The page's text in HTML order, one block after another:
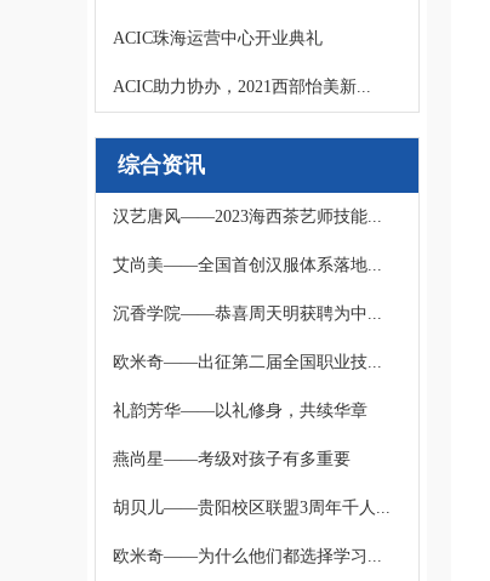
ACIC珠海运营中心开业典礼
ACIC助力协办，2021西部怡美新...
综合资讯
汉艺唐风——2023海西茶艺师技能...
艾尚美——全国首创汉服体系落地...
沉香学院——恭喜周天明获聘为中...
欧米奇——出征第二届全国职业技...
礼韵芳华——以礼修身，共续华章
燕尚星——考级对孩子有多重要
胡贝儿——贵阳校区联盟3周年千人...
欧米奇——为什么他们都选择学习...